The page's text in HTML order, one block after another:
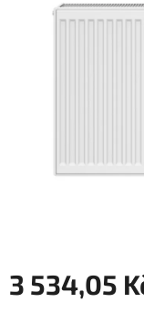
3 534,05